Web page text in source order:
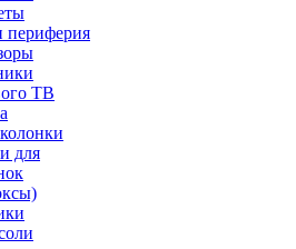
периферия
ТВ
для